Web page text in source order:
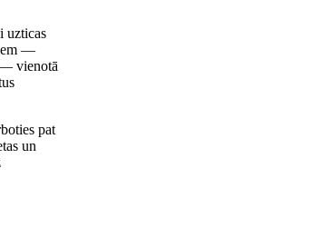
uzticas
—
— vienotā
pat
un